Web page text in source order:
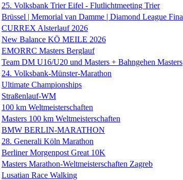
25. Volksbank Trier Eifel - Flutlichtmeeting Trier
Brüssel | Memorial van Damme | Diamond League
CURREX Alsterlauf 2026
New Balance KÖ MEILE 2026
EMORRC Masters Berglauf
Team DM U16/U20 und Masters + Bahngehen Masters
24. Volksbank-Münster-Marathon
Ultimate Championships
Straßenlauf-WM
100 km Weltmeisterschaften
Masters 100 km Weltmeisterschaften
BMW BERLIN-MARATHON
28. Generali Köln Marathon
Berliner Morgenpost Great 10K
Masters Marathon-Weltmeisterschaften Zagreb
Lusatian Race Walking